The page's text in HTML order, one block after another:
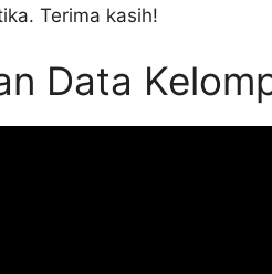
Terima kasih!
Data